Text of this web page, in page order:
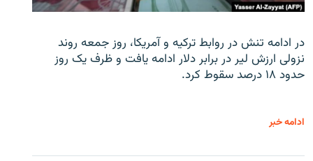
در ادامه تنش در روابط ترکیه و آمریکا، روز جمعه روند
نزولی ارزش لیر در برابر دلار ادامه یافت و ظرف یک روز
حدود ۱۸ درصد سقوط کرد.
ادامه خبر